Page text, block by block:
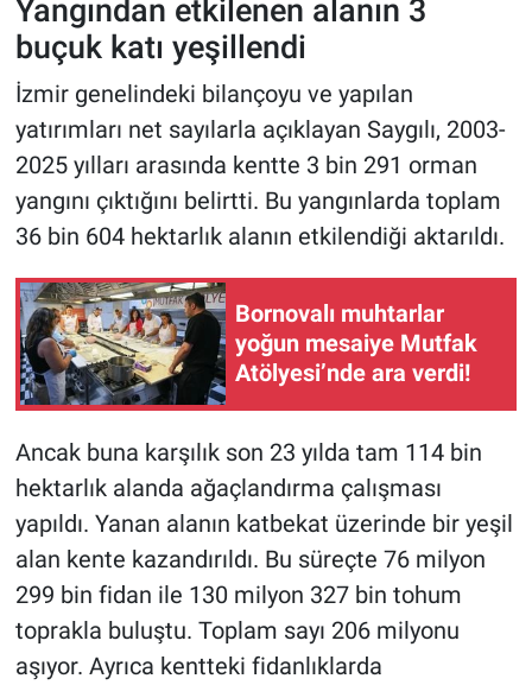
Yangından etkilenen alanın 3
buçuk katı yeşillendi
İzmir genelindeki bilançoyu ve yapılan
yatırımları net sayılarla açıklayan Saygılı, 2003-
2025 yılları arasında kentte 3 bin 291 orman
yangını çıktığını belirtti. Bu yangınlarda toplam
36 bin 604 hektarlık alanın etkilendiği aktarıldı.
Bornovalı muhtarlar
yoğun mesaiye Mutfak
Atölyesi’nde ara verdi!
Ancak buna karşılık son 23 yılda tam 114 bin
hektarlık alanda ağaçlandırma çalışması
yapıldı. Yanan alanın katbekat üzerinde bir yeşil
alan kente kazandırıldı. Bu süreçte 76 milyon
299 bin fidan ile 130 milyon 327 bin tohum
toprakla buluştu. Toplam sayı 206 milyonu
aşıyor. Ayrıca kentteki fidanlıklarda